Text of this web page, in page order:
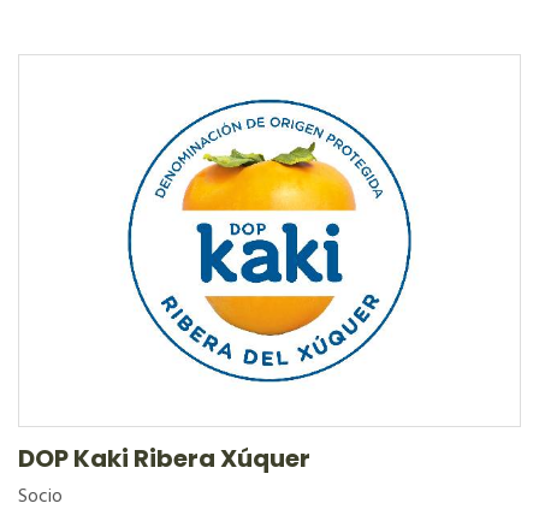
DOP Kaki Ribera Xúquer
Socio